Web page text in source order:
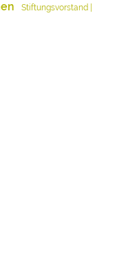
Stiftungsvorstand |